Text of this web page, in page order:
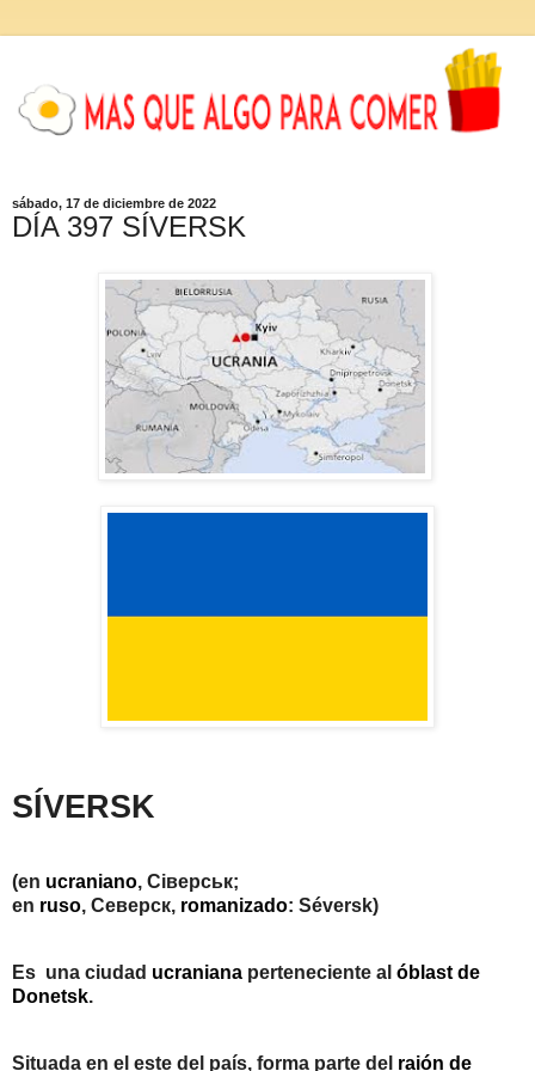
sábado, 17 de diciembre de 2022
DÍA 397 SÍVERSK
SÍVERSK
(en ucraniano, Сіверськ;
en ruso, Северск, romanizado: Séversk)
Es una ciudad ucraniana perteneciente al óblast de
Donetsk.
Situada en el este del país, forma parte del raión de